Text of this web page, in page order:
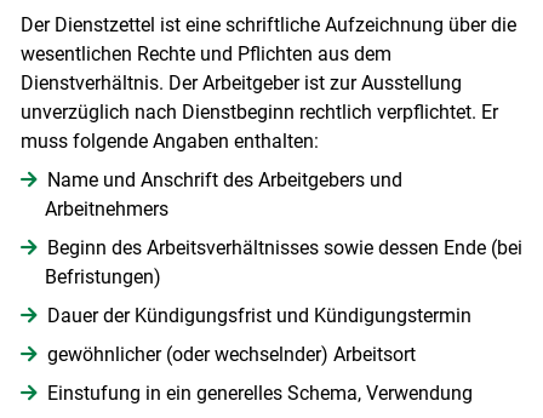
Der Dienstzettel ist eine schriftliche Aufzeichnung über die
wesentlichen Rechte und Pflichten aus dem
Dienstverhältnis. Der Arbeitgeber ist zur Ausstellung
unverzüglich nach Dienstbeginn rechtlich verpflichtet. Er
muss folgende Angaben enthalten:
Name und Anschrift des Arbeitgebers und
Arbeitnehmers
Beginn des Arbeitsverhältnisses sowie dessen Ende (bei
Befristungen)
Dauer der Kündigungsfrist und Kündigungstermin
gewöhnlicher (oder wechselnder) Arbeitsort
Einstufung in ein generelles Schema, Verwendung